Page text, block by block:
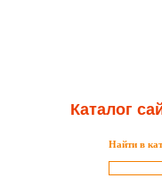
Каталог
Найти в